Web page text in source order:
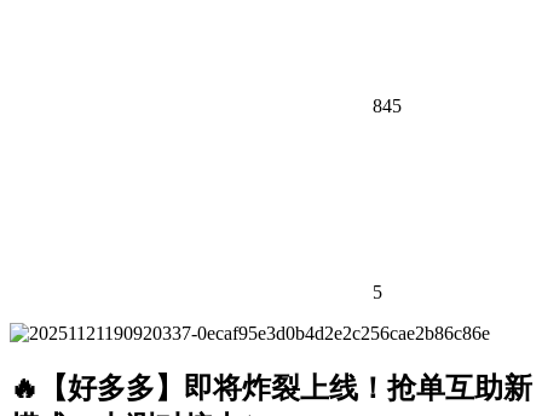
845
5
🔥
【好多多】即将炸裂上线！抢单互助新